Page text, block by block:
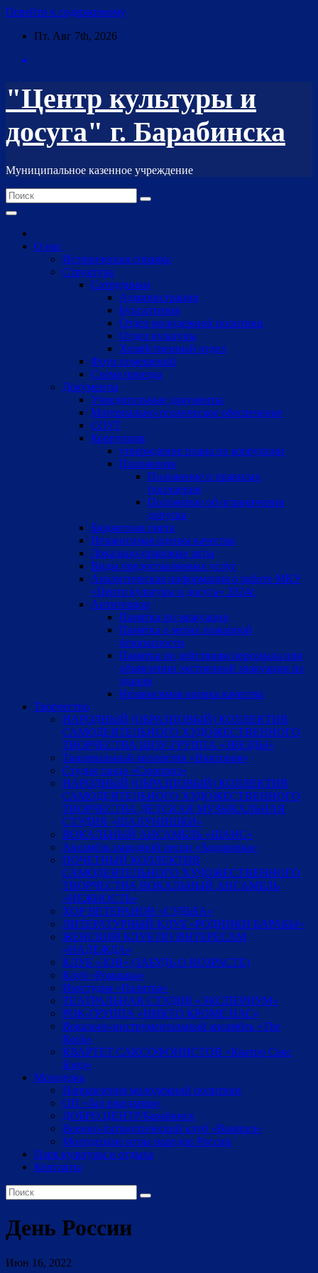
Перейти к содержимому
Пт. Авг 7th, 2026
"Центр культуры и
досуга" г. Барабинска
Муниципальное казенное учреждение
О нас
Историческая справка
Структура
Сотрудники
Администрация
Бухгалтерия
Отдел молодежной политики
Отдел культуры
Хозяйственный отдел
Фото помещений
Схема проезда
Документы
Учредительные документы
Материально-техническое обеспечение
СОУТ
Коррупция
утверждение плана по коррупции
Положения
Положение о правилах
посещения
Положение об ограничении
допуска
Бюджетная смета
Независимая оценка качества
Локально-правовые акты
Виды предоставляемых услуг
Аналитическая информация о работе МКУ
«Центр культуры и досуга» 2024г.
Антитеррор
Памятка по эвакуации
Памятка о мерах пожарной
безопасности
Памятка по действиям персонала при
объявлении экстренной эвакуации из
здания
Независимая оценка качества
Творчество
НАРОДНЫЙ (ОБРАЗЦОВЫЙ) КОЛЛЕКТИВ
САМОДЕЯТЕЛЬНОГО ХУДОЖЕСТВЕННОГО
ТВОРЧЕСТВА ШОУ-ГРУППА «ЗВЕЗДЫ»
Танцевальный коллектив «Виктория»
Студия танца «Сюрприз»
НАРОДНЫЙ (ОБРАЗЦОВЫЙ) КОЛЛЕКТИВ
САМОДЕЯТЕЛЬНОГО ХУДОЖЕСТВЕННОГО
ТВОРЧЕСТВА ДЕТСКАЯ МУЗЫКАЛЬНАЯ
СТУДИЯ «ШАЛУНИШКИ»
ВОКАЛЬНЫЙ АНСАМБЛЬ «ШАНС»
Ансамбль народной песни «Задоринка»
ПОЧЕТНЫЙ КОЛЛЕКТИВ
САМОДЕЯТЕЛЬНОГО ХУДОЖЕСТВЕННОГО
ТВОРЧЕСТВА ВОКАЛЬНЫЙ АНСАМБЛЬ
«НЕЖНОСТЬ»
ХОР ВЕТЕРАНОВ «СУДЬБА»
ЛИТЕРАТУРНЫЙ КЛУБ «РОДНИКИ БАРАБЫ»
ЖЕНСКИЙ КЛУБ ПО ИНТЕРЕСАМ
«НАДЕЖДА»
КЛУБ «ЗОВ» (ЗАБУДЬ О ВОЗРАСТЕ)
Клуб «Ромашка»
Изостудия «Палитра»
ТЕАТРАЛЬНАЯ СТУДИЯ «ЭКСПЕРИУМ»
РОК-ГРУППА «НИКТО КРОМЕ НАС»
Вокально-инструментальный ансамбль «The
Rock»
КВАРТЕТ САКСОФОНИСТОВ «Кватро Сакс
Бэнд»
Молодежь
Направления молодежной политики
ОП «Зал ожидания»
ДОБРО.ЦЕНТР/Барабинск
Военно-патриотический клуб «Вымпел»
Молодецкие игры народов России
Парк культуры и отдыха
Контакты
День России
Июн 16, 2022